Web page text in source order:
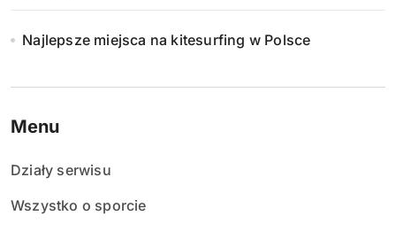
Najlepsze miejsca na kitesurfing w Polsce
Menu
Działy serwisu
Wszystko o sporcie